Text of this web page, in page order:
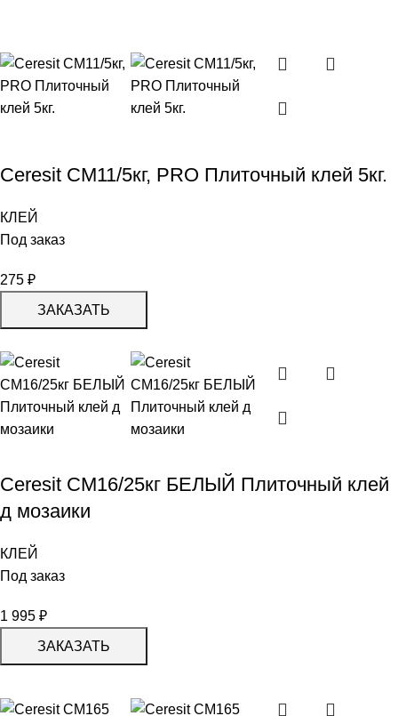
Ceresit CM11/5кг, PRO Плиточный клей 5кг.
КЛЕЙ
Под заказ
275 ₽
ЗАКАЗАТЬ
Ceresit CM16/25кг БЕЛЫЙ Плиточный клей
д мозаики
КЛЕЙ
Под заказ
1 995 ₽
ЗАКАЗАТЬ